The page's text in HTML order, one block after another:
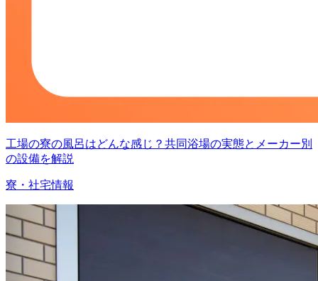
工場の寮の風呂はどんな感じ？共同浴場の実態とメーカー別
の設備を解説
寮・社宅情報